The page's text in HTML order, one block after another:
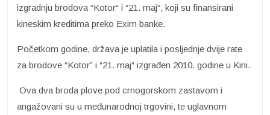
izgradnju brodova “Kotor“ i “21. maj“, koji su finansirani
kineskim kreditima preko Exim banke.
Početkom godine, država je uplatila i posljednje dvije rate
za brodove “Kotor” i “21. maj“ izgrađen 2010. godine u Kini.
Ova dva broda plove pod crnogorskom zastavom i
angažovani su u međunarodnoj trgovini, te uglavnom